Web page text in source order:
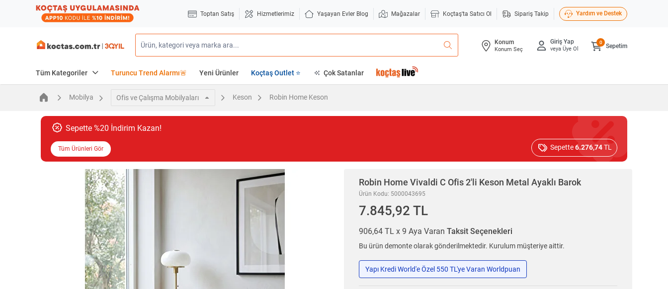
Toptan Satış Hizmetlerimiz Yaşayan Evler Blog Mağazalar Koçtaş'ta Satıcı Ol Sipariş Takip Yardım ve Destek
Konum
Konum Seç
Giriş Yap
veya Üye Ol Sepetim
0
Tüm Kategoriler Turuncu Trend Alarmı🚨 Yeni Ürünler Koçtaş Outlet ⭐ Çok Satanlar
Mobilya Ofis ve Çalışma Mobilyaları Keson Robin Home Keson
Sepette %20 İndirim Kazan!
Tüm Ürünleri Gör Sepette6.276,74TL
Robin Home Vivaldi C Ofis 2'li Keson Metal Ayaklı Barok
Ürün Kodu: 5000043695
7.845,92 TL
906,64 TL x 9 Aya Varan Taksit Seçenekleri
Bu ürün demonte olarak gönderilmektedir. Kurulum müşteriye aittir.
Yapı Kredi World'e Özel 550 TL'ye Varan Worldpuan